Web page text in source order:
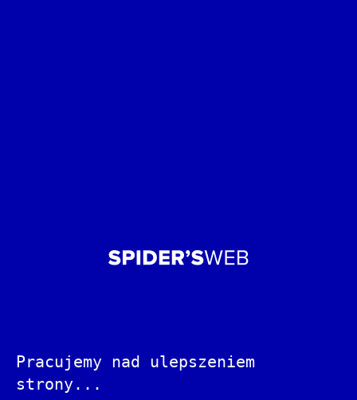
Pracujemy nad ulepszeniem
strony...